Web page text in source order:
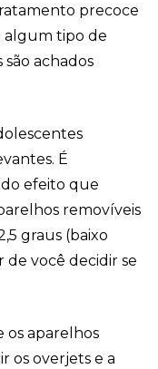
precoce
algum tipo de
são achados
É
efeito que
removíveis
graus (baixo
de você decidir se
aparelhos
os overjets e a